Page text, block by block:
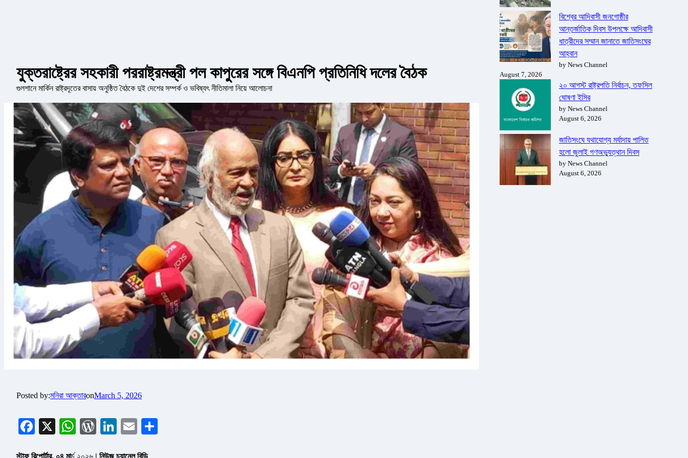
যুক্তরাষ্ট্রের সহকারী পররাষ্ট্রমন্ত্রী পল কাপুরের সঙ্গে বিএনপি প্রতিনিধি দলের বৈঠক
গুলশানে মার্কিন রাষ্ট্রদূতের বাসায় অনুষ্ঠিত বৈঠকে দুই দেশের সম্পর্ক ও ভবিষ্যৎ নীতিমালা নিয়ে আলোচনা
Posted by:মনিরা আক্তারonMarch 5, 2026
Facebook
X WhatsApp
WordPress
LinkedIn
Email
বিশ্বের আদিবাসী জনগোষ্ঠীর
আন্তর্জাতিক দিবস উপলক্ষে আদিবাসী
ধাত্রীদের সম্মান জানাতে জাতিসংঘের
আহ্বান
by News Channel
August 7, 2026
২০ আগস্ট রাষ্ট্রপতি নির্বাচন, তফসিল
ঘোষণা ইসির
by News Channel
August 6, 2026
জাতিসংঘে যথাযোগ্য মর্যাদায় পালিত
হলো জুলাই গণঅভ্যুত্থান দিবস
by News Channel
August 6, 2026